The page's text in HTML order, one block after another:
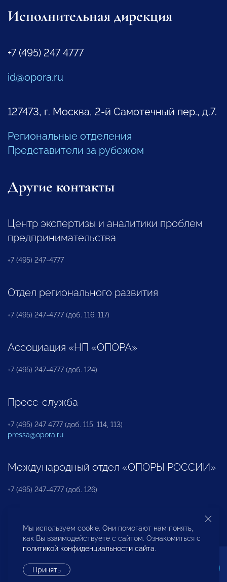
Исполнительная дирекция
+7 (495) 247 4777
id@opora.ru
127473, г. Москва, 2-й Самотечный пер., д.7.
Региональные отделения
Представители за рубежом
Другие контакты
Центр экспертизы и аналитики проблем
предпринимательства
+7 (495) 247-4777
Отдел регионального развития
+7 (495) 247-4777 (доб. 116, 117)
Ассоциация «НП «ОПОРА»
+7 (495) 247-4777 (доб. 124)
Пресс-служба
+7 (495) 247 4777 (доб. 115, 114, 113)
pressa@opora.ru
Международный отдел «ОПОРЫ РОССИИ»
+7 (495) 247-4777 (доб. 126)
Бюро по защите прав предпринимателей и
инвесторов
Мы используем cookie. Они помогают нам понять,
как Вы взаимодействуете с сайтом. Ознакомиться с
политикой конфиденциальности сайта.
Принять